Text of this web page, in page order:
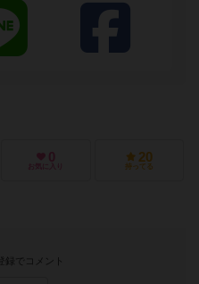
0
お気に入り
20
持ってる
録でコメント